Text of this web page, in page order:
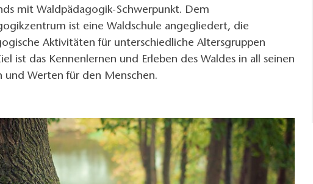
mit Waldpädagogik-Schwerpunkt. Dem
ist eine Waldschule angegliedert, die
Aktivitäten für unterschiedliche Altersgruppen
ist das Kennenlernen und Erleben des Waldes in all seinen
und Werten für den Menschen.